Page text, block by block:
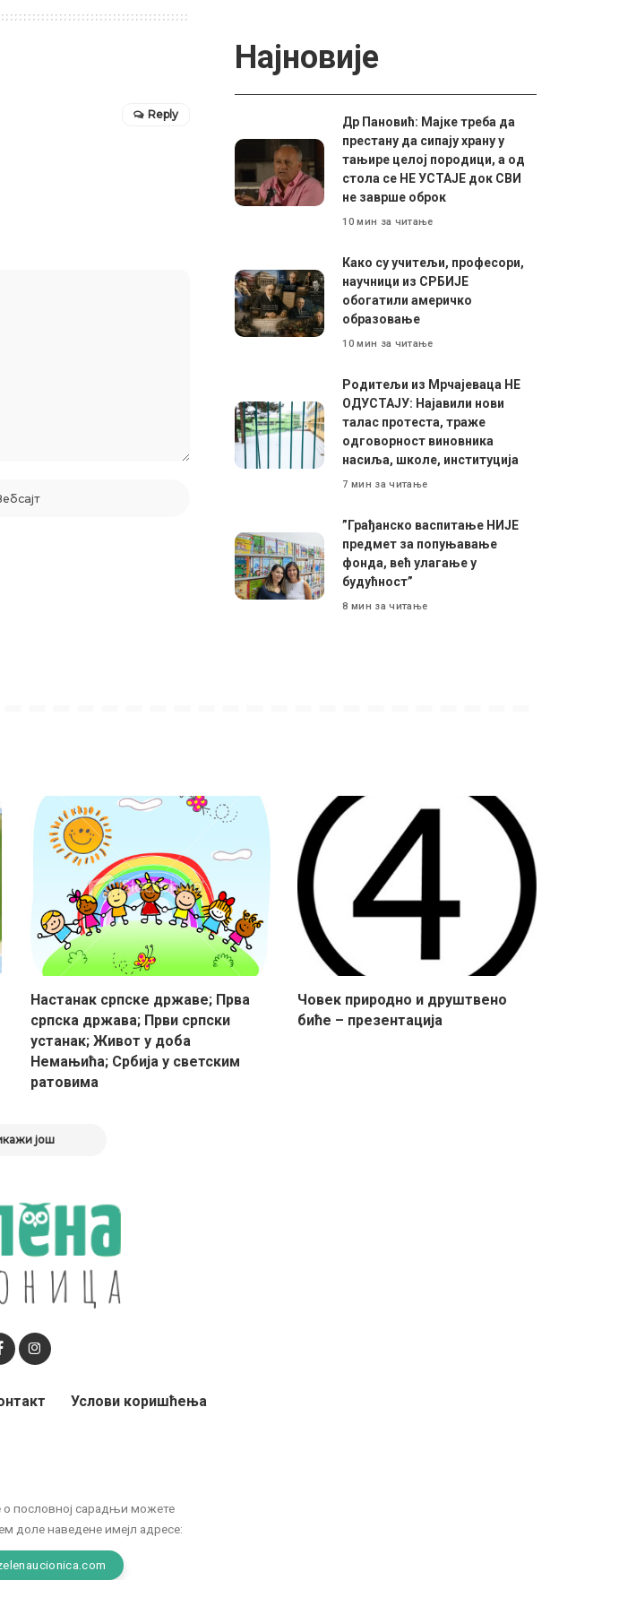
Reply
Најновије
Др Пановић: Мајке треба да
престану да сипају храну у
тањире целој породици, а од
стола се НЕ УСТАЈЕ док СВИ
не заврше оброк
10 мин за читање
Како су учитељи, професори,
научници из СРБИЈЕ
обогатили америчко
образовање
10 мин за читање
Родитељи из Мрчајеваца НЕ
ОДУСТАЈУ: Најавили нови
талас протеста, траже
одговорност виновника
насиља, школе, институција
7 мин за читање
”Грађанско васпитање НИЈЕ
предмет за попуњавање
фонда, већ улагање у
будућност”
8 мин за читање
Настанак српске државе; Прва
српска држава; Први српски
устанак; Живот у доба
Немањића; Србија у светским
ратовима
Човек природно и друштвено
биће – презентација
још
пословној сарадњи можете
доле наведене имејл адресе:
Услови коришћења